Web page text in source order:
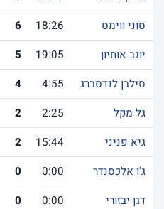
סוני ווימס
18:26
6
יוגב אוחיון
19:05
5
סילבן לנדסברג
4:55
4
גל מקל
2:25
2
גיא פניני
15:44
2
ג'ו אלכסנדר
0:00
0
דגן יבזורי
0:00
0